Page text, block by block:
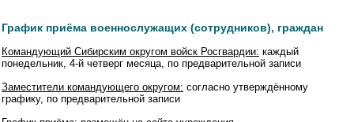
График приёма военнослужащих (сотрудников), граждан
Командующий Сибирским округом войск Росгвардии: каждый
понедельник, 4-й четверг месяца, по предварительной записи
Заместители командующего округом: согласно утверждённому
графику, по предварительной записи